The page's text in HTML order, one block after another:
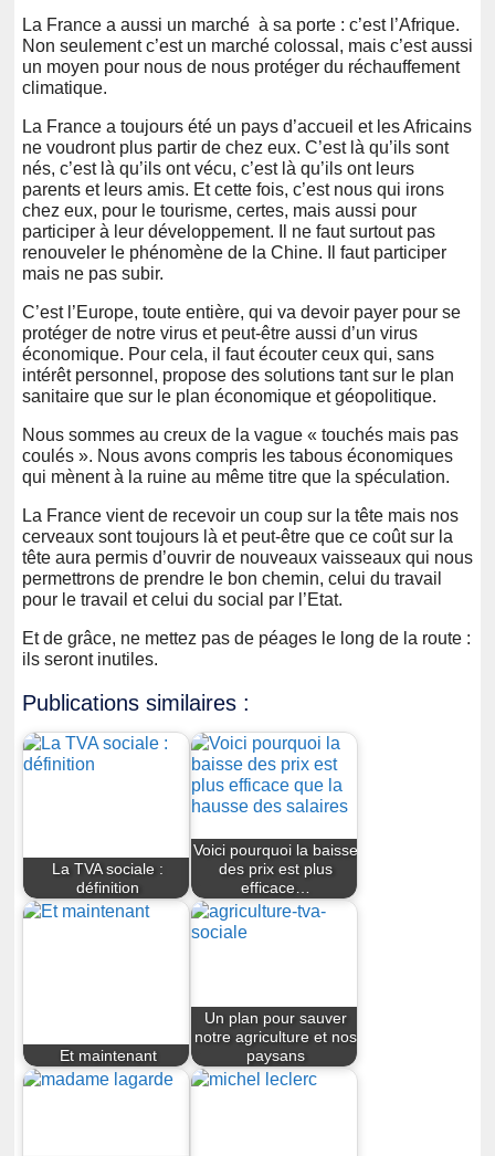
La France a aussi un marché à sa porte : c’est l’Afrique.
Non seulement c’est un marché colossal, mais c’est aussi
un moyen pour nous de nous protéger du réchauffement
climatique.
La France a toujours été un pays d’accueil et les Africains
ne voudront plus partir de chez eux. C’est là qu’ils sont
nés, c’est là qu’ils ont vécu, c’est là qu’ils ont leurs
parents et leurs amis. Et cette fois, c’est nous qui irons
chez eux, pour le tourisme, certes, mais aussi pour
participer à leur développement. Il ne faut surtout pas
renouveler le phénomène de la Chine. Il faut participer
mais ne pas subir.
C’est l’Europe, toute entière, qui va devoir payer pour se
protéger de notre virus et peut-être aussi d’un virus
économique. Pour cela, il faut écouter ceux qui, sans
intérêt personnel, propose des solutions tant sur le plan
sanitaire que sur le plan économique et géopolitique.
Nous sommes au creux de la vague « touchés mais pas
coulés ». Nous avons compris les tabous économiques
qui mènent à la ruine au même titre que la spéculation.
La France vient de recevoir un coup sur la tête mais nos
cerveaux sont toujours là et peut-être que ce coût sur la
tête aura permis d’ouvrir de nouveaux vaisseaux qui nous
permettrons de prendre le bon chemin, celui du travail
pour le travail et celui du social par l’Etat.
Et de grâce, ne mettez pas de péages le long de la route :
ils seront inutiles.
Publications similaires :
La TVA sociale :
définition
Voici pourquoi la baisse
des prix est plus
efficace…
Et maintenant
Un plan pour sauver
notre agriculture et nos
paysans